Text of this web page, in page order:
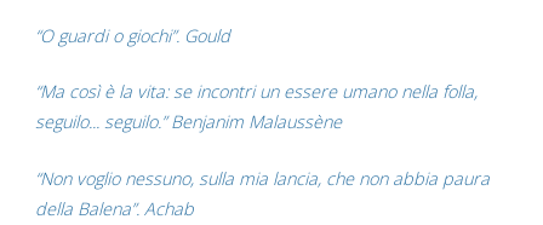
“O guardi o giochi”. Gould
“Ma così è la vita: se incontri un essere umano nella folla,
seguilo... seguilo.” Benjanim Malaussène
“Non voglio nessuno, sulla mia lancia, che non abbia paura
della Balena”. Achab